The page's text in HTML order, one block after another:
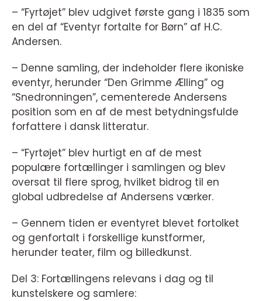
– “Fyrtøjet” blev udgivet første gang i 1835 som
en del af “Eventyr fortalte for Børn” af H.C.
Andersen.
– Denne samling, der indeholder flere ikoniske
eventyr, herunder “Den Grimme Ælling” og
“Snedronningen”, cementerede Andersens
position som en af de mest betydningsfulde
forfattere i dansk litteratur.
– “Fyrtøjet” blev hurtigt en af de mest
populære fortællinger i samlingen og blev
oversat til flere sprog, hvilket bidrog til en
global udbredelse af Andersens værker.
– Gennem tiden er eventyret blevet fortolket
og genfortalt i forskellige kunstformer,
herunder teater, film og billedkunst.
Del 3: Fortællingens relevans i dag og til
kunstelskere og samlere: